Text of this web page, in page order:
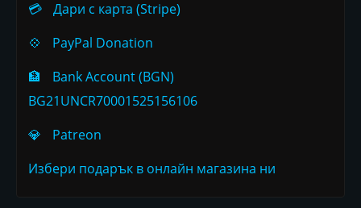
💳
Дари с карта (Stripe)
💠
PayPal Donation
🏦
Bank Account (BGN)
BG21UNCR70001525156106
💎
Patreon
Избери подарък в онлайн магазина ни